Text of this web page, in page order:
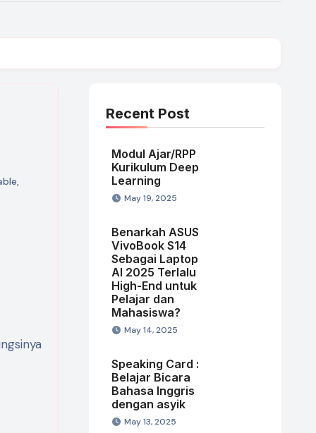
,
Recent Post
Modul Ajar/RPP
Kurikulum Deep
Learning
May 19, 2025
Benarkah ASUS
VivoBook S14
Sebagai Laptop
AI 2025 Terlalu
High-End untuk
Pelajar dan
Mahasiswa?
May 14, 2025
Speaking Card :
Belajar Bicara
Bahasa Inggris
dengan asyik
May 13, 2025